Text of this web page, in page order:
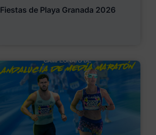
Fiestas de Playa Granada 2026